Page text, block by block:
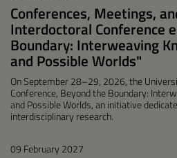
Conferences, Meetings,
Interdoctoral Conference
Boundary: Interweaving
and Possible Worlds"
On September 28–29, 2026, the
Conference, Beyond the Boundary:
and Possible Worlds, an initiative
interdisciplinary research.
09 February 2027